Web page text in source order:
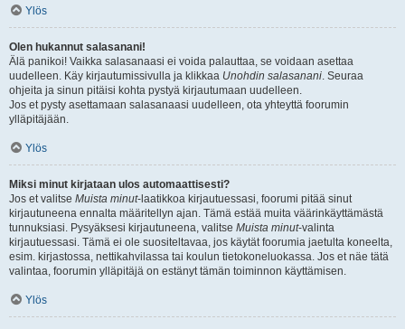
Ylös
Olen hukannut salasanani!
Älä panikoi! Vaikka salasanaasi ei voida palauttaa, se voidaan asettaa
uudelleen. Käy kirjautumissivulla ja klikkaa Unohdin salasanani. Seuraa
ohjeita ja sinun pitäisi kohta pystyä kirjautumaan uudelleen.
Jos et pysty asettamaan salasanaasi uudelleen, ota yhteyttä foorumin
ylläpitäjään.
Ylös
Miksi minut kirjataan ulos automaattisesti?
Jos et valitse Muista minut-laatikkoa kirjautuessasi, foorumi pitää sinut
kirjautuneena ennalta määritellyn ajan. Tämä estää muita väärinkäyttämästä
tunnuksiasi. Pysyäksesi kirjautuneena, valitse Muista minut-valinta
kirjautuessasi. Tämä ei ole suositeltavaa, jos käytät foorumia jaetulta koneelta,
esim. kirjastossa, nettikahvilassa tai koulun tietokoneluokassa. Jos et näe tätä
valintaa, foorumin ylläpitäjä on estänyt tämän toiminnon käyttämisen.
Ylös